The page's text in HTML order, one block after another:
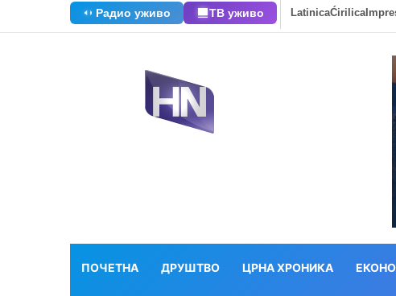
Радио уживо ТВ уживо LatinicaĆirilica
ПОЧЕТНА ДРУШТВО ЦРНА ХРОНИКА